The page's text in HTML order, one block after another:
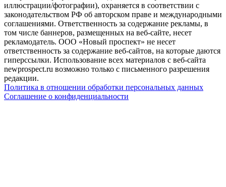
иллюстрации/фотографии), охраняется в соответствии с
законодательством РФ об авторском праве и международными
соглашениями. Ответственность за содержание рекламы, в
том числе баннеров, размещенных на веб-сайте, несет
рекламодатель. ООО «Новый проспект» не несет
ответственность за содержание веб-сайтов, на которые даются
гиперссылки. Использование всех материалов с веб-сайта
newprospect.ru возможно только с письменного разрешения
редакции.
Политика в отношении обработки персональных данных
Соглашение о конфиденциальности